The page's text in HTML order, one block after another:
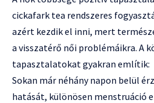
cickafark tea rendszeres
azért kezdik el inni, mert
a visszatérő női problémáikra. A
tapasztalatokat gyakran említik:
Sokan már néhány napon belül
hatását, különösen menstruáció